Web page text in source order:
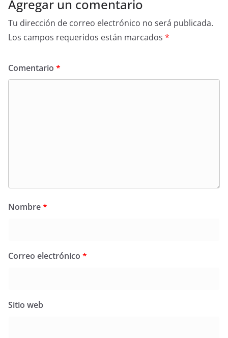
Agregar un comentario
Tu dirección de correo electrónico no será publicada.
Los campos requeridos están marcados *
Comentario *
Nombre*
Correo electrónico *
Sitio web